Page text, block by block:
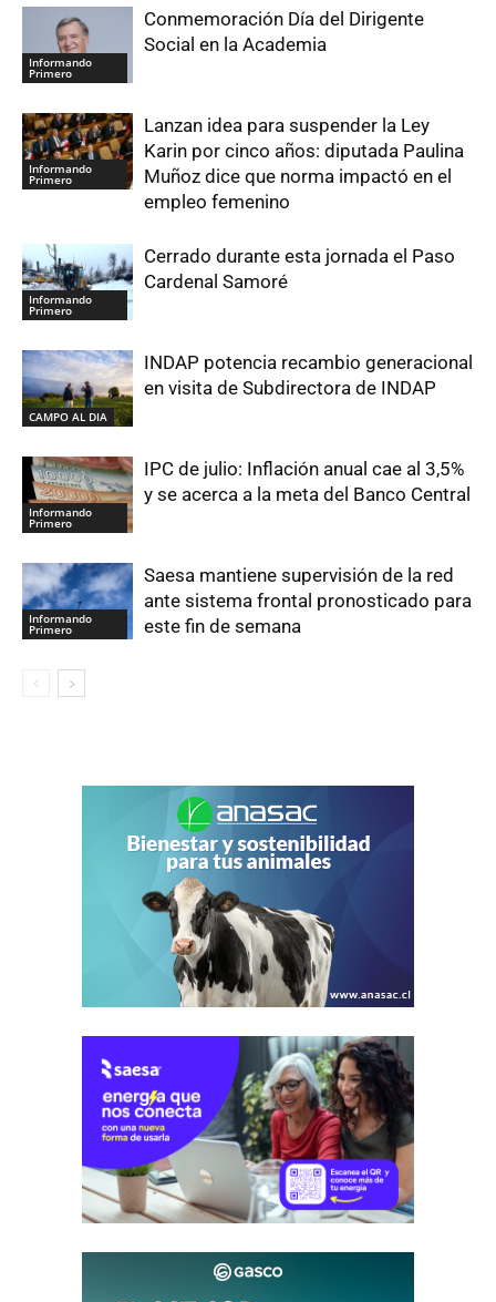
Informando
Primero
Conmemoración Día del Dirigente
Social en la Academia
Informando
Primero
Lanzan idea para suspender la Ley
Karin por cinco años: diputada Paulina
Muñoz dice que norma impactó en el
empleo femenino
Informando
Primero
Cerrado durante esta jornada el Paso
Cardenal Samoré
CAMPO AL DIA
INDAP potencia recambio generacional
en visita de Subdirectora de INDAP
Informando
Primero
IPC de julio: Inflación anual cae al 3,5%
y se acerca a la meta del Banco Central
Informando
Primero
Saesa mantiene supervisión de la red
ante sistema frontal pronosticado para
este fin de semana